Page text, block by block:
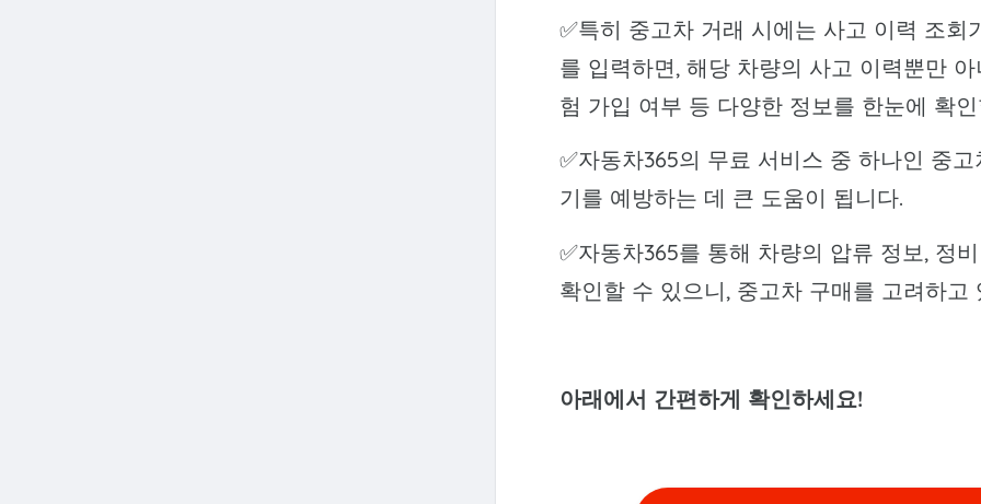
✅특히 중고차 거래 시에는 사고 이력 조회
를 입력하면, 해당 차량의 사고 이력뿐만
험 가입 여부 등 다양한 정보를 한눈에 확
✅자동차365의 무료 서비스 중 하나인 중
기를 예방하는 데 큰 도움이 됩니다.
✅자동차365를 통해 차량의 압류 정보, 정
확인할 수 있으니, 중고차 구매를 고려하
아래에서 간편하게 확인하세요!